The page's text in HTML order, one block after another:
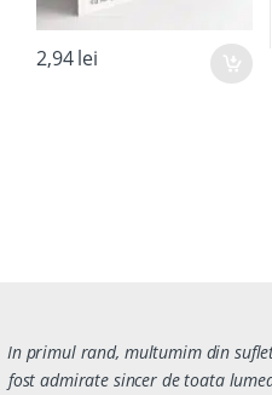
2,94lei
In primul rand, multumim din
fost admirate sincer de toata